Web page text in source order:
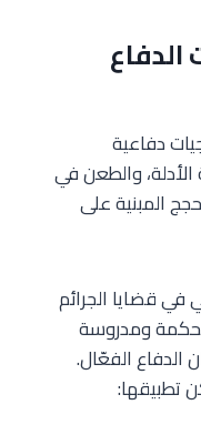
الدفاع
دفاعية
والطعن في
المبنية على
في قضايا الجرائم
محكمة ومدروسة
الفعّال.
تطبيقها: